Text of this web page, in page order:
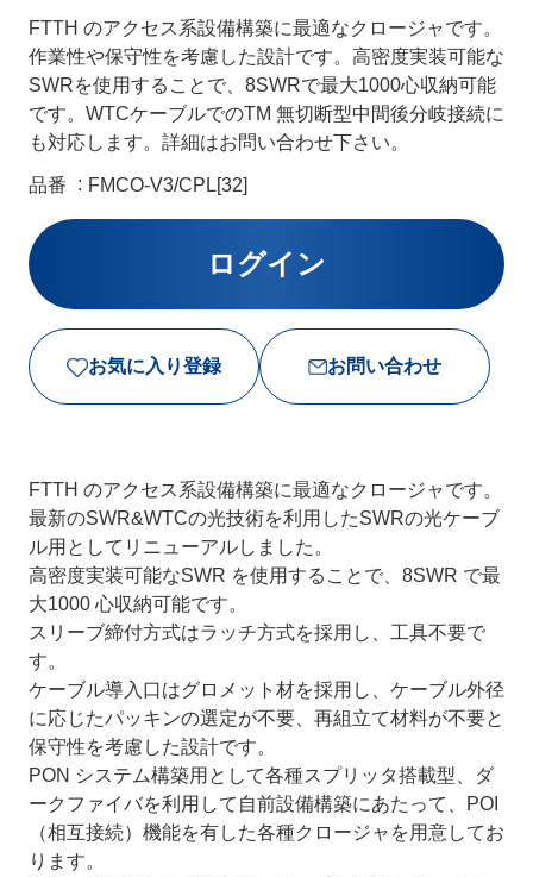
FTTH のアクセス系設備構築に最適なクロージャです。
作業性や保守性を考慮した設計です。高密度実装可能な
SWRを使用することで、8SWRで最大1000心収納可能
です。WTCケーブルでのTM 無切断型中間後分岐接続に
も対応します。詳細はお問い合わせ下さい。
品番 FMCO-V3/CPL[32]
お気に入り登録 お問い合わせ
FTTH のアクセス系設備構築に最適なクロージャです。
最新のSWR&WTCの光技術を利用したSWRの光ケーブ
ル用としてリニューアルしました。
高密度実装可能なSWR を使用することで、8SWR で最
大1000 心収納可能です。
スリーブ締付方式はラッチ方式を採用し、工具不要で
す。
ケーブル導入口はグロメット材を採用し、ケーブル外径
に応じたパッキンの選定が不要、再組立て材料が不要と
保守性を考慮した設計です。
PON システム構築用として各種スプリッタ搭載型、ダ
ークファイバを利用して自前設備構築にあたって、POI
（相互接続）機能を有した各種クロージャを用意してお
ります。